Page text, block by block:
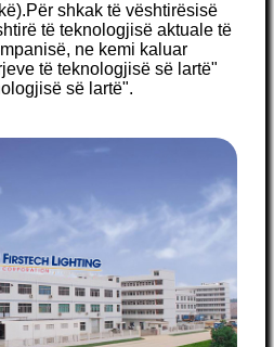
shkak të vështirësisë
të teknologjisë aktuale të
ne kemi kaluar
të teknologjisë së lartë"
së lartë".